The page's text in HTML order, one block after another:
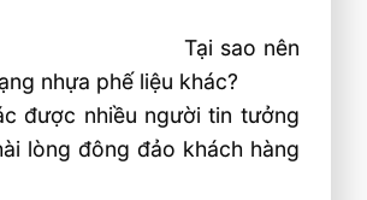
Tại sao nên
nhựa phế liệu khác?
được nhiều người tin tưởng
lòng đông đảo khách hàng